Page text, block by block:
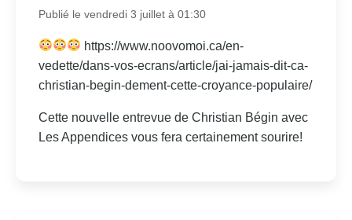
Publié le vendredi 3 juillet à 01:30
https://www.noovomoi.ca/en-
vedette/dans-vos-ecrans/article/jai-jamais-dit-ca-
christian-begin-dement-cette-croyance-populaire/
Cette nouvelle entrevue de Christian Bégin avec
Les Appendices vous fera certainement sourire!